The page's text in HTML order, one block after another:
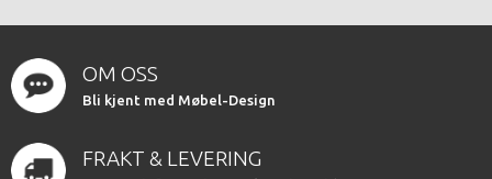
OM OSS
Bli kjent med Møbel-Design
FRAKT & LEVERING